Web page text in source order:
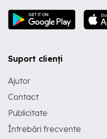
Suport clienți
Ajutor
Contact
Publicitate
Întrebări frecvente